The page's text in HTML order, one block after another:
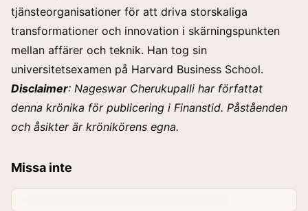
tjänsteorganisationer för att driva storskaliga
transformationer och innovation i skärningspunkten
mellan affärer och teknik. Han tog sin
universitetsexamen på Harvard Business School.
Disclaimer: Nageswar Cherukupalli har författat
denna krönika för publicering i Finanstid. Påståenden
och åsikter är krönikörens egna.
Missa inte